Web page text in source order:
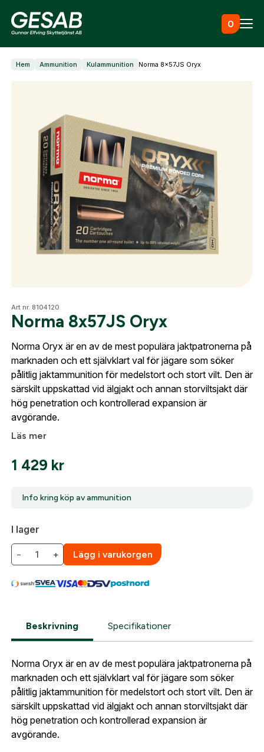
0
Ammunition
Utrustning
Jaktkläder & skor
Måltavlor
Optik
Mer
Mitt konto
Kontakta oss
Hem Ammunition Kulammunition Norma 8x57JS Oryx
Art nr. 8104120
Norma 8x57JS Oryx
Norma Oryx är en av de mest populära jaktpatronerna på
marknaden och ett självklart val för jägare som söker
pålitlig jaktammunition för medelstort och stort vilt. Den är
särskilt uppskattad vid älgjakt och annan storviltsjakt där
hög penetration och kontrollerad expansion är
avgörande.
Läs mer
1 429 kr
Info kring köp av ammunition
För köp av ammunition krävs att du är minst 18 år
och har en giltig vapenlicens för aktuellt vapen.
Vid köp i vår webbshop behöver du efter beställning
skicka in en kopia på din legitimation samt
skicka din order.
av ammunition. Fraktkostnaden räknas ut i kassan.
I lager
− + Lägg i varukorgen
Beskrivning Specifikationer
Norma Oryx är en av de mest populära jaktpatronerna på
marknaden och ett självklart val för jägare som söker
pålitlig jaktammunition för medelstort och stort vilt. Den är
särskilt uppskattad vid älgjakt och annan storviltsjakt där
hög penetration och kontrollerad expansion är
avgörande.
fakturabetalning och tillgång till orderhistorik.
När du är inloggad hanteras beställningen
automatiskt enligt dina inställningar.
Glömt lösenord?
Skapa konto
Fyll i dina företags- eller föreningsuppgifter i
formuläret så återkommer vi till dig när kontot är
skapat. I vår FAQ hittar du svar på de vanligaste
Org. nummer
Leverans & fakturaadress
Postnummer:*
Ort:*
så fort den här produkten är tillbaka i vårt
sortiment.
Norma 8x57JS Oryx
E-post adress